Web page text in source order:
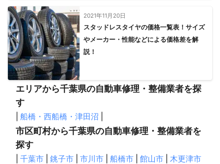
2021年11月20日
スタッドレスタイヤの価格一覧表！サイズ
やメーカー・性能などによる価格差を解
説！
エリアから千葉県の自動車修理・整備業者を探
す
船橋・西船橋・津田沼
市区町村から千葉県の自動車修理・整備業者を
探す
千葉市 銚子市 市川市 船橋市 館山市
木更津市